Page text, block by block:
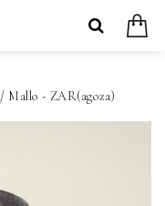
/ Mallo - ZAR(agoza)